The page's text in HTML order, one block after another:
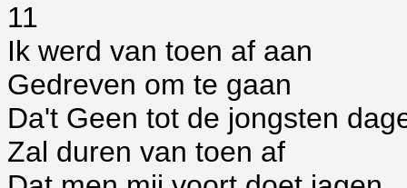
11
Ik werd van toen af aan
Gedreven om te gaan
Da't Geen tot de jongsten
Zal duren van toen af